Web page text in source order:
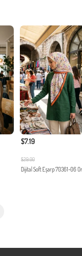
$7.19
$29.00
Dijital Soft Eşarp 70361-06